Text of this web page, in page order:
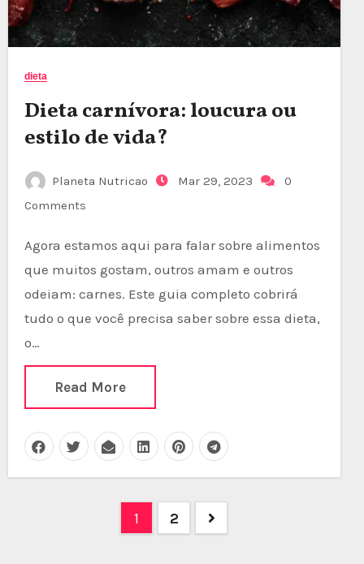
dieta
Dieta carnívora: loucura ou
estilo de vida?
Planeta Nutricao Mar 29, 2023
0
Comments
Agora estamos aqui para falar sobre alimentos
que muitos gostam, outros amam e outros
odeiam: carnes. Este guia completo cobrirá
tudo o que você precisa saber sobre essa dieta,
o…
Read More
pagination
1 2